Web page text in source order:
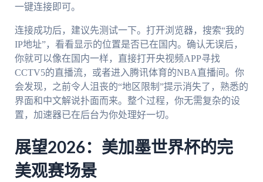
一键连接即可。
连接成功后，建议先测试一下。打开浏览器，搜索“我的
IP地址”，看看显示的位置是否已在国内。确认无误后，
你就可以像在国内一样，直接打开央视频APP寻找
CCTV5的直播流，或者进入腾讯体育的NBA直播间。你
会发现，之前令人沮丧的“地区限制”提示消失了，熟悉的
界面和中文解说扑面而来。整个过程，你无需复杂的设
置，加速器已在后台为你处理好一切。
展望2026：美加墨世界杯的完
美观赛场景